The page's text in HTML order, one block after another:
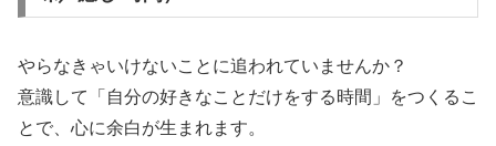
やらなきゃいけないことに追われていませんか？
意識して「自分の好きなことだけをする時間」をつくるこ
とで、心に余白が生まれます。